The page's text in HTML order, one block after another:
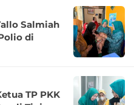
Salmiah
di
TP PKK